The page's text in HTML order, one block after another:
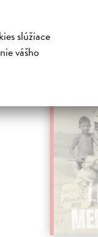
slúžiace
vášho
si kúpili